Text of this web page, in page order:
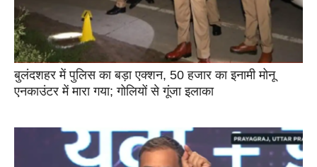
बुलंदशहर में पुलिस का बड़ा एक्शन, 50 हजार का इनामी मोनू
एनकाउंटर में मारा गया; गोलियों से गूंजा इलाका